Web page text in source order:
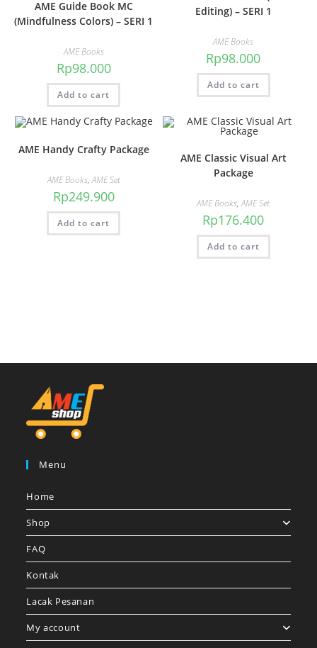
AME Guide Book MC
(Mindfulness Colors) – SERI 1
AME Books
Rp98.000
Add to cart
Editing) – SERI 1
AME Books
Rp98.000
Add to cart
AME Handy Crafty Package
AME Books,AME Set
Rp249.900
Add to cart
AME Classic Visual Art
Package
AME Books,AME Set
Rp176.400
Add to cart
Menu
Home
Shop
FAQ
Kontak
Lacak Pesanan
My account